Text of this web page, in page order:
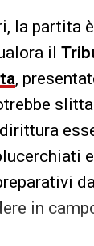
la partita
il
,
in